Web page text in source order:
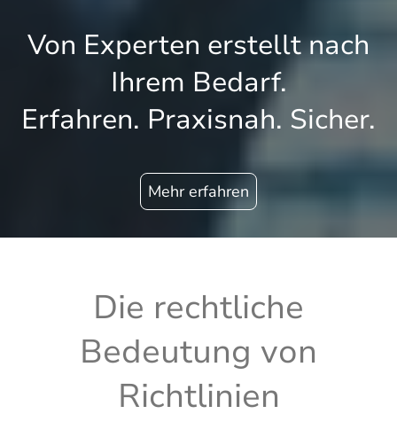
Von Experten erstellt nach
Ihrem Bedarf.
Erfahren. Praxisnah. Sicher.
Mehr erfahren
Die rechtliche
Bedeutung von
Richtlinien